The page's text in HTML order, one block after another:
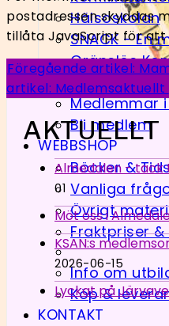
Hälsoskolan
SNACK - En
Gränslös
MEDLEMMAR
Medlemmar i
Bli medlem
WEBBSHOP
Böcker &
Vanliga
Övrigt
Fraktpriser
Info om
Köp &
KONTAKT
postadressen skyddas
tillåta JavaScript för att
Föregående artikel:
artikel: Medlemsaktuellt
AKTUELLT
Almedalen - tack
01
Möt oss i
KSAN:s
2026-06-15
Lyckat på